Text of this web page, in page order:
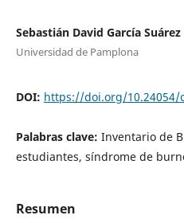
Sebastián David García Suárez
Universidad de Pamplona
DOI: https://doi.org/10.24054/
Palabras clave: Inventario de
estudiantes, síndrome de
Resumen